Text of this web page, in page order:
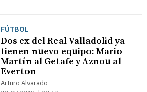
FÚTBOL
Dos ex del Real Valladolid ya
tienen nuevo equipo: Mario
Martín al Getafe y Aznou al
Everton
Arturo Alvarado